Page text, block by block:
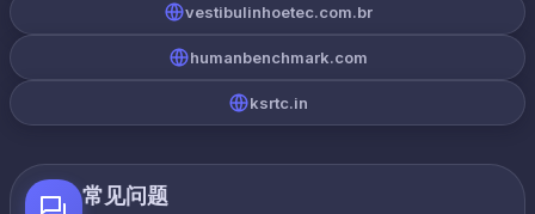
vestibulinhoetec.com.br
humanbenchmark.com
ksrtc.in
常见问题